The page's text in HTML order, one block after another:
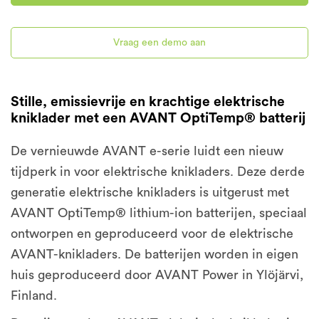
Vraag een demo aan
Stille, emissievrije en krachtige elektrische
kniklader met een AVANT OptiTemp® batterij
De vernieuwde AVANT e-serie luidt een nieuw
tijdperk in voor elektrische knikladers. Deze derde
generatie elektrische knikladers is uitgerust met
AVANT OptiTemp® lithium-ion batterijen, speciaal
ontworpen en geproduceerd voor de elektrische
AVANT-knikladers. De batterijen worden in eigen
huis geproduceerd door AVANT Power in Ylöjärvi,
Finland.